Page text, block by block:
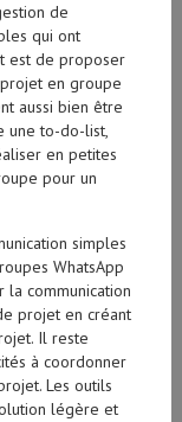
de
qui ont
est de proposer
en groupe
aussi bien être
une to-do-list,
en petites
pour un
simples
WhatsApp
communication
projet en créant
Il reste
à coordonner
Les outils
légère et